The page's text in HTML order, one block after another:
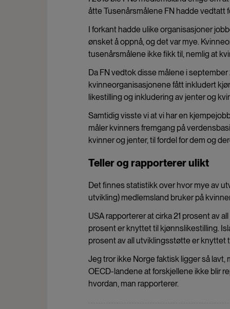
åtte Tusenårsmålene FN hadde vedtatt
I forkant hadde ulike organisasjoner
ønsket å oppnå, og det var mye.
tusenårsmålene ikke fikk til, nemlig at
Da FN vedtok disse målene i
kvinneorganisasjonene fått inkludert
likestilling og inkludering av jenter og
Samtidig visste vi at vi har en
måler kvinners fremgang på
kvinner og jenter, til fordel for dem og
Teller og rapporterer ulikt
Det finnes statistikk over hvor mye av
utvikling) medlemsland bruker på
USA rapporterer at cirka 21 prosent av
prosent er knyttet til kjønnslikestilling.
prosent av all utviklingsstøtte er knyttet
Jeg tror ikke Norge faktisk ligger så
OECD-landene at forskjellene ikke blir
hvordan, man rapporterer.